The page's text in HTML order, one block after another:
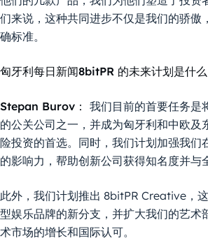
们来说，这种共同进步不仅是我们的骄傲
确标准。
匈牙利每日新闻8bitPR 的未来计划是什么
Stepan Burov： 我们目前的首要任务是
的公关公司之一，并成为匈牙利和中欧及
险投资的首选。同时，我们计划加强我们
的影响力，帮助创新公司获得知名度并与
此外，我们计划推出 8bitPR Creative，
型娱乐品牌的新分支，并扩大我们的艺术
术市场的增长和国际认可。